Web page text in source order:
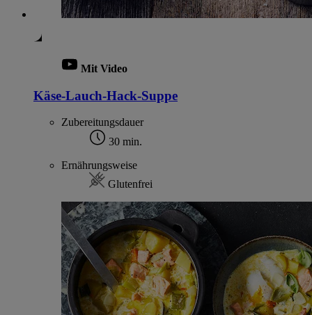
Mit Video
Käse-Lauch-Hack-Suppe
Zubereitungsdauer
30 min.
Ernährungsweise
Glutenfrei